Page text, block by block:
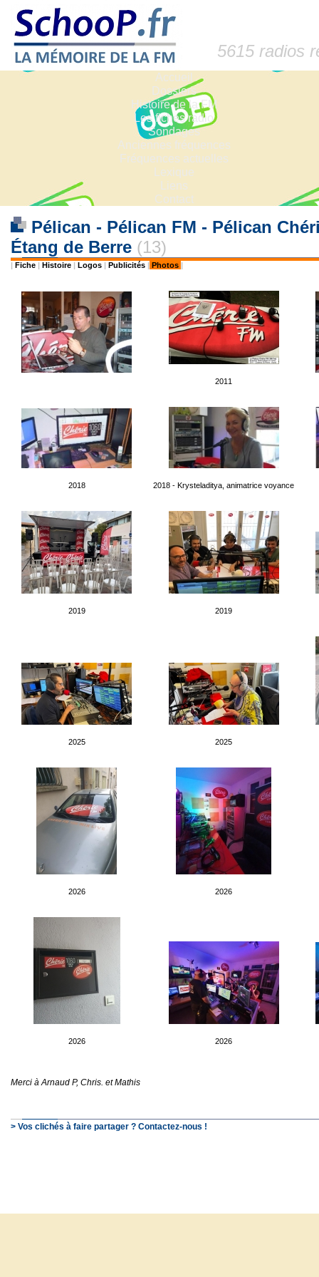
5615 radios
Accueil
Dossiers
Histoire de la FM
Les fiches radio
Sondages
Anciennes fréquences
Fréquences actuelles
Lexique
Liens
Contact
Pélican - Pélican FM - Pélican
Étang de Berre (13)
| Fiche | Histoire | Logos | Publicités | Photos |
2011
2018 2018 - Krysteladitya, animatrice voyance
2019 2019
2025 2025
2026 2026
2026 2026
Merci à Arnaud P, Chris. et Mathis
> Vos clichés à faire partager ? Contactez-nous !